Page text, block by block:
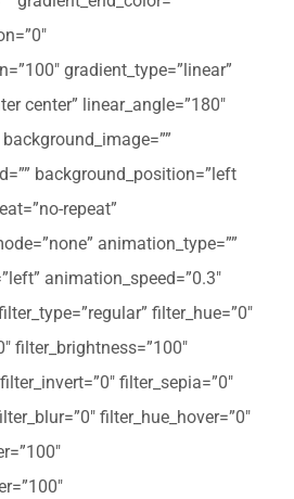
gradient_type=”linear”
center” linear_angle=”180″
background_position=”left
repeat”
animation_type=””
animation_speed=”0.3″
filter_hue=”0″
filter_brightness=”100″
filter_sepia=”0″
filter_hue_hover=”0″